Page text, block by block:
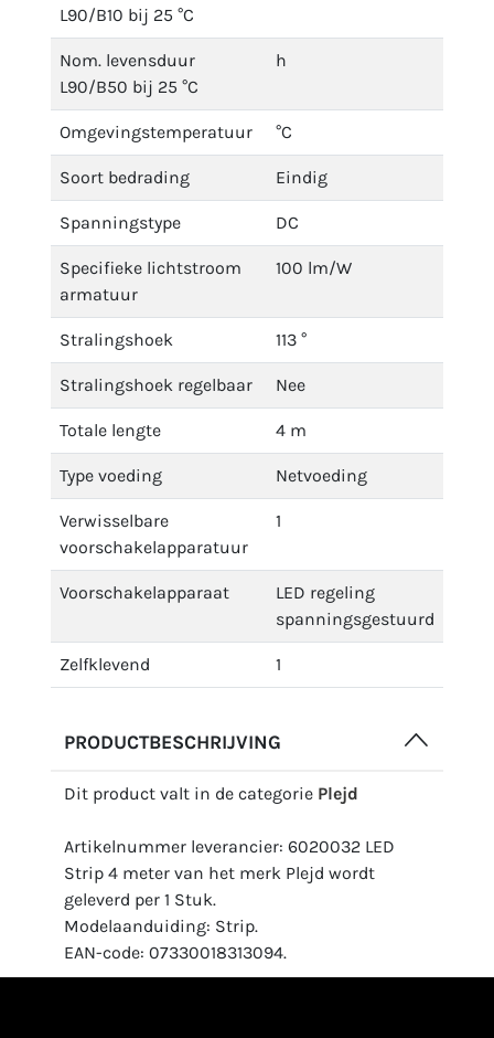
L90/B10 bij 25 °C
Nom. levensduur
L90/B50 bij 25 °C
h
Omgevingstemperatuur °C
Soort bedrading Eindig
Spanningstype DC
Specifieke lichtstroom
armatuur
100 lm/W
Stralingshoek 113 °
Stralingshoek regelbaar Nee
Totale lengte 4 m
Type voeding Netvoeding
Verwisselbare
voorschakelapparatuur
1
Voorschakelapparaat
LED regeling
spanningsgestuurd
Zelfklevend 1
PRODUCTBESCHRIJVING
Dit product valt in de categorie Plejd
Artikelnummer leverancier: 6020032 LED
Strip 4 meter van het merk Plejd wordt
geleverd per 1 Stuk.
Modelaanduiding: Strip.
EAN-code: 07330018313094.